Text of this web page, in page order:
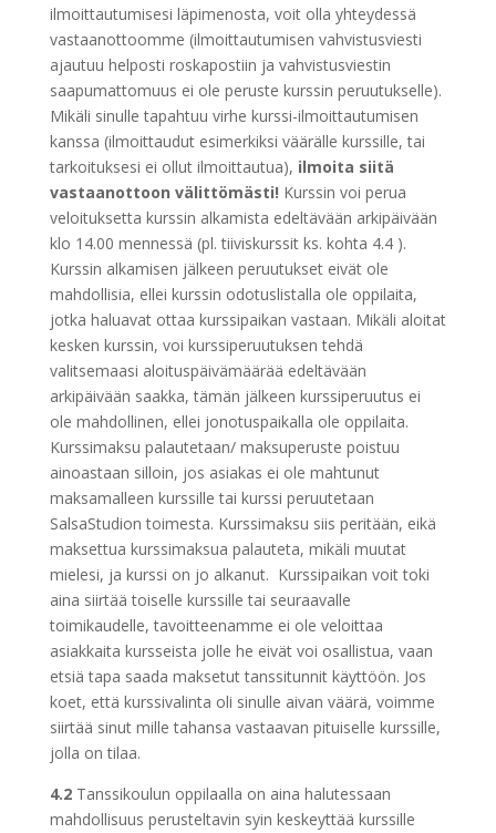
ilmoittautumisesi läpimenosta, voit olla yhteydessä
vastaanottoomme (ilmoittautumisen vahvistusviesti
ajautuu helposti roskapostiin ja vahvistusviestin
saapumattomuus ei ole peruste kurssin peruutukselle).
Mikäli sinulle tapahtuu virhe kurssi-ilmoittautumisen
kanssa (ilmoittaudut esimerkiksi väärälle kurssille, tai
tarkoituksesi ei ollut ilmoittautua), ilmoita siitä
vastaanottoon välittömästi! Kurssin voi perua
veloituksetta kurssin alkamista edeltävään arkipäivään
klo 14.00 mennessä (pl. tiiviskurssit ks. kohta 4.4 ).
Kurssin alkamisen jälkeen peruutukset eivät ole
mahdollisia, ellei kurssin odotuslistalla ole oppilaita,
jotka haluavat ottaa kurssipaikan vastaan. Mikäli aloitat
kesken kurssin, voi kurssiperuutuksen tehdä
valitsemaasi aloituspäivämäärää edeltävään
arkipäivään saakka, tämän jälkeen kurssiperuutus ei
ole mahdollinen, ellei jonotuspaikalla ole oppilaita.
Kurssimaksu palautetaan/ maksuperuste poistuu
ainoastaan silloin, jos asiakas ei ole mahtunut
maksamalleen kurssille tai kurssi peruutetaan
SalsaStudion toimesta. Kurssimaksu siis peritään, eikä
maksettua kurssimaksua palauteta, mikäli muutat
mielesi, ja kurssi on jo alkanut. Kurssipaikan voit toki
aina siirtää toiselle kurssille tai seuraavalle
toimikaudelle, tavoitteenamme ei ole veloittaa
asiakkaita kursseista jolle he eivät voi osallistua, vaan
etsiä tapa saada maksetut tanssitunnit käyttöön. Jos
koet, että kurssivalinta oli sinulle aivan väärä, voimme
siirtää sinut mille tahansa vastaavan pituiselle kurssille,
jolla on tilaa.
4.2Tanssikoulun oppilaalla on aina halutessaan
mahdollisuus perusteltavin syin keskeyttää kurssille